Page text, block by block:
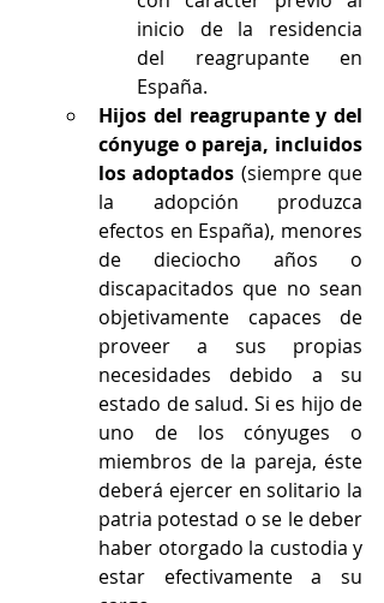
inicio de la residencia
del reagrupante en
España.
Hijos del reagrupante y del
cónyuge o pareja, incluidos
los adoptados (siempre que
la adopción produzca
efectos en España), menores
de dieciocho años o
discapacitados que no sean
objetivamente capaces de
proveer a sus propias
necesidades debido a su
estado de salud. Si es hijo de
uno de los cónyuges o
miembros de la pareja, éste
deberá ejercer en solitario la
patria potestad o se le deber
haber otorgado la custodia y
estar efectivamente a su